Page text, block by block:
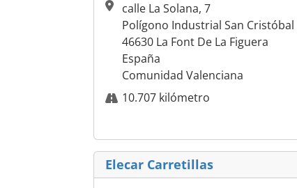
calle La Solana, 7
Polígono Industrial San Cristóbal
46630 La Font De La Figuera
España
Comunidad Valenciana
10.707 kilómetro
Elecar Carretillas